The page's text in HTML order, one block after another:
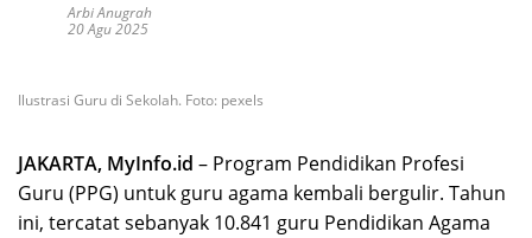
Arbi Anugrah
20 Agu 2025
Ilustrasi Guru di Sekolah. Foto: pexels
JAKARTA, MyInfo.id – Program Pendidikan Profesi
Guru (PPG) untuk guru agama kembali bergulir. Tahun
ini, tercatat sebanyak 10.841 guru Pendidikan Agama